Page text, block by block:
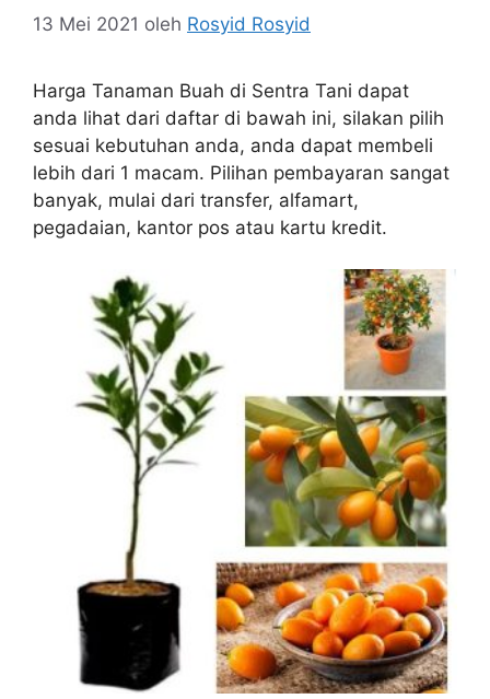
13 Mei 2021 oleh Rosyid Rosyid
Harga Tanaman Buah di Sentra Tani dapat
anda lihat dari daftar di bawah ini, silakan pilih
sesuai kebutuhan anda, anda dapat membeli
lebih dari 1 macam. Pilihan pembayaran sangat
banyak, mulai dari transfer, alfamart,
pegadaian, kantor pos atau kartu kredit.